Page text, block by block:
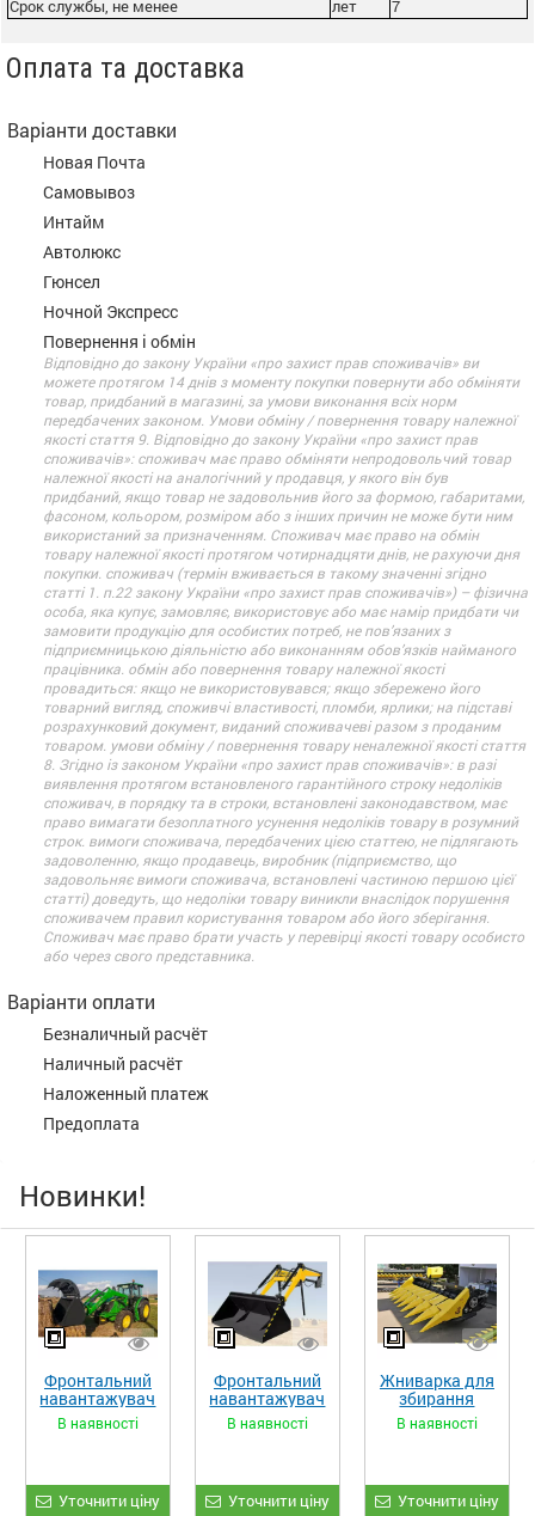
Срок службы, не менее лет 7
Оплата та доставка
Варіанти доставки
Новая Почта
Самовывоз
Интайм
Автолюкс
Гюнсел
Ночной Экспресс
Повернення і обмін
Відповідно до закону України «про захист прав споживачів» ви
можете протягом 14 днів з моменту покупки повернути або обміняти
товар, придбаний в магазині, за умови виконання всіх норм
передбачених законом. Умови обміну / повернення товару належної
якості стаття 9. Відповідно до закону України «про захист прав
споживачів»: споживач має право обміняти непродовольчий товар
належної якості на аналогічний у продавця, у якого він був
придбаний, якщо товар не задовольнив його за формою, габаритами,
фасоном, кольором, розміром або з інших причин не може бути ним
використаний за призначенням. Споживач має право на обмін
товару належної якості протягом чотирнадцяти днів, не рахуючи дня
покупки. споживач (термін вживається в такому значенні згідно
статті 1. п.22 закону України «про захист прав споживачів») – фізична
особа, яка купує, замовляє, використовує або має намір придбати чи
замовити продукцію для особистих потреб, не пов’язаних з
підприємницькою діяльністю або виконанням обов’язків найманого
працівника. обмін або повернення товару належної якості
провадиться: якщо не використовувався; якщо збережено його
товарний вигляд, споживчі властивості, пломби, ярлики; на підставі
розрахунковий документ, виданий споживачеві разом з проданим
товаром. умови обміну / повернення товару неналежної якості стаття
8. Згідно із законом України «про захист прав споживачів»: в разі
виявлення протягом встановленого гарантійного строку недоліків
споживач, в порядку та в строки, встановлені законодавством, має
право вимагати безоплатного усунення недоліків товару в розумний
строк. вимоги споживача, передбачених цією статтею, не підлягають
задоволенню, якщо продавець, виробник (підприємство, що
задовольняє вимоги споживача, встановлені частиною першою цієї
статті) доведуть, що недоліки товару виникли внаслідок порушення
споживачем правил користування товаром або його зберігання.
Споживач має право брати участь у перевірці якості товару особисто
або через свого представника.
Варіанти оплати
Безналичный расчёт
Наличный расчёт
Наложенный платеж
Предоплата
Новинки!
Фронтальний
навантажувач
«STRONG XL»
В наявності
Уточнити ціну
Фронтальний
навантажувач
«STRONG»
В наявності
Уточнити ціну
Жниварка для
збирання
кукурудзи
ЖКИ-870
В наявності
Уточнити ціну